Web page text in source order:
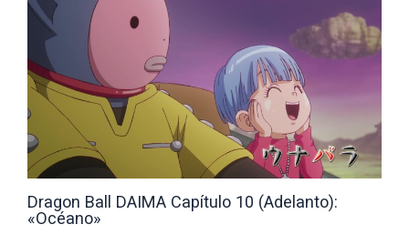
Dragon Ball DAIMA Capítulo 10 (Adelanto):
«Océano»